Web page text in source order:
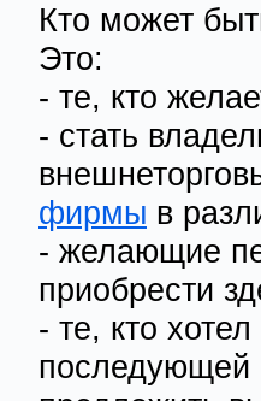
Кто может
Это:
- те, кто
- стать
фирмы в
- желающие
приобрести
- те, кто
последующей